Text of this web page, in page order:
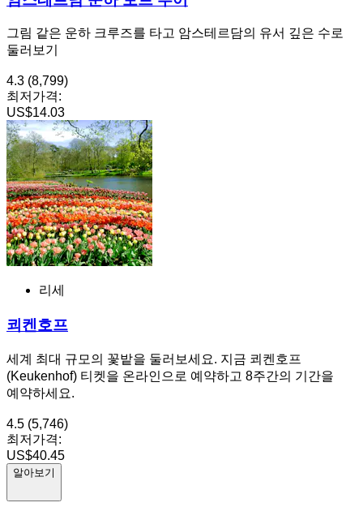
그림 같은 운하 크루즈를 타고 암스테르담의 유서 깊은 수로
둘러보기
4.3 (8,799)
최저가격:
US$14.03
리세
쾨켄호프
세계 최대 규모의 꽃밭을 둘러보세요. 지금 쾨켄호프
(Keukenhof) 티켓을 온라인으로 예약하고 8주간의 기간을
예약하세요.
4.5 (5,746)
최저가격:
US$40.45
알아보기